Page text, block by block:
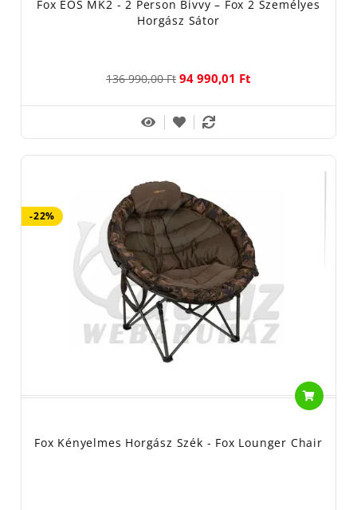
Fox EOS MK2 - 2 Person Bivvy – Fox 2 Személyes
Horgász Sátor
136 990,00 Ft 94 990,01 Ft
-22%
Fox Kényelmes Horgász Szék - Fox Lounger Chair